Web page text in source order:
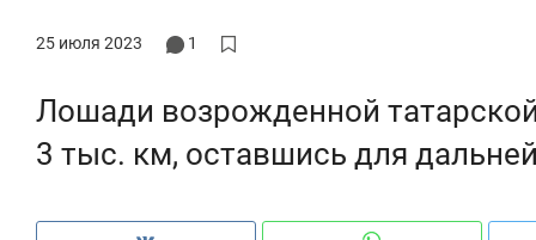
25 июля 2023 1
Лошади возрожденной
3 тыс. км, оставшись для